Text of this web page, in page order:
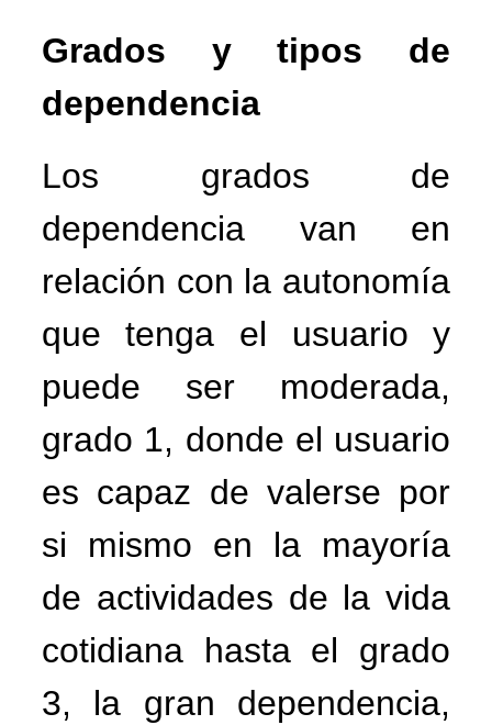
Grados y tipos de
dependencia
Los grados de
dependencia van en
relación con la autonomía
que tenga el usuario y
puede ser moderada,
grado 1, donde el usuario
es capaz de valerse por
si mismo en la mayoría
de actividades de la vida
cotidiana hasta el grado
3, la gran dependencia,